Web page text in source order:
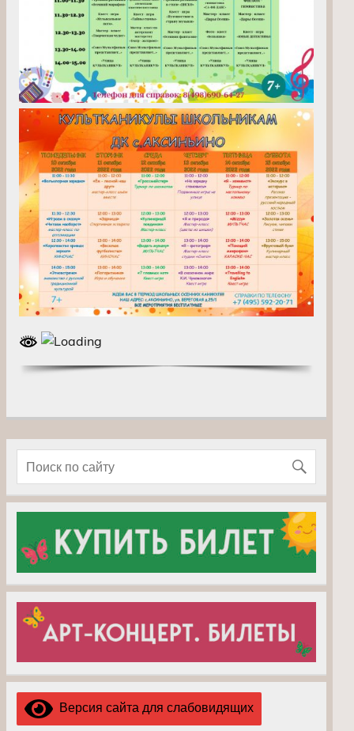
Версия сайта для слабовидящих